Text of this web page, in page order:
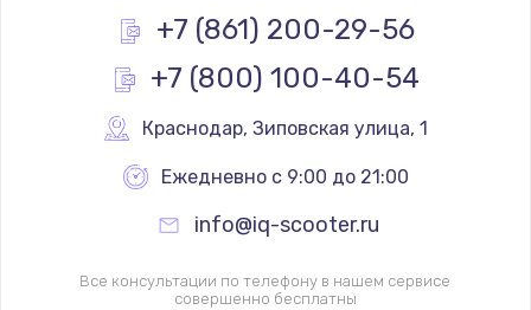
+7 (861) 200-29-56
+7 (800) 100-40-54
Краснодар, Зиповская улица, 1
Ежедневно с 9:00 до 21:00
info@iq-scooter.ru
Все консультации по телефону в нашем сервисе
совершенно бесплатны